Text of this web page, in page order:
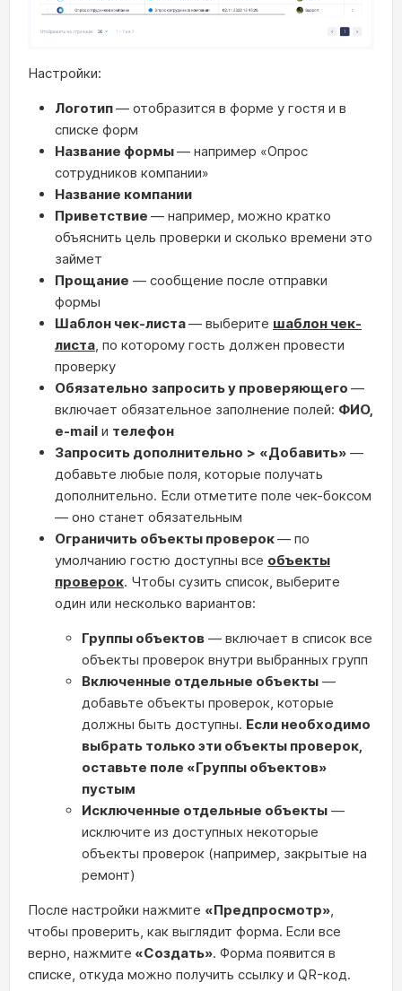
Настройки:
Логотип— отобразится в форме у гостя и в
списке форм
Название формы— например «Опрос
сотрудников компании»
Название компании
Приветствие — например, можно кратко
объяснить цель проверки и сколько времени это
займет
Прощание — сообщение после отправки
формы
Шаблон чек-листа— выберите шаблон чек-
листа , по которому гость должен провести
проверку
Обязательно запросить у проверяющего —
включает обязательное заполнение полей: ФИО,
e-mail и телефон
Запросить дополнительно > «Добавить» —
добавьте любые поля, которые получать
дополнительно. Если отметите поле чек-боксом
— оно станет обязательным
Ограничить объекты проверок— по
умолчанию гостю доступны все объекты
проверок. Чтобы сузить список, выберите
один или несколько вариантов:
Группы объектов — включает в список все
объекты проверок внутри выбранных групп
Включенные отдельные объекты —
добавьте объекты проверок, которые
должны быть доступны. Если необходимо
выбрать только эти объекты проверок,
оставьте поле «Группы объектов»
пустым
Исключенные отдельные объекты —
исключите из доступных некоторые
объекты проверок (например, закрытые на
ремонт)
После настройки нажмите «Предпросмотр»
чтобы проверить, как выглядит форма. Если все
верно, нажмите «Создать». Форма появится в
списке, откуда можно получить ссылку и QR-код.